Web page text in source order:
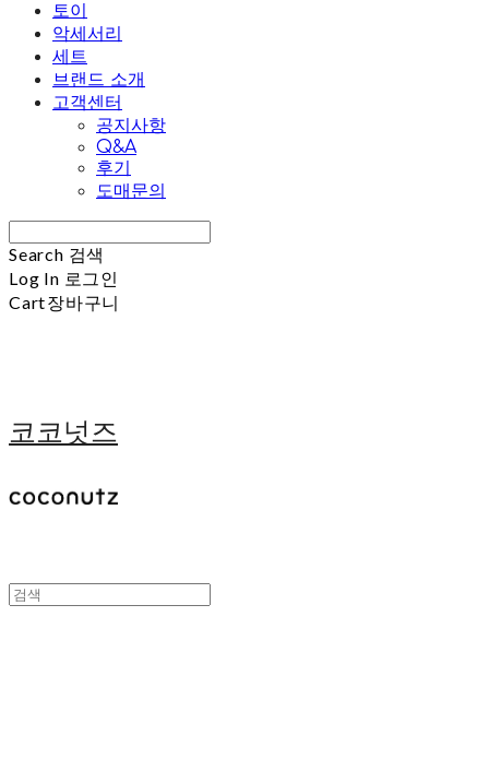
토이
악세서리
세트
브랜드 소개
고객센터
공지사항
Q&A
후기
도매문의
Search 검색
Log In 로그인
Cart장바구니
코코넛즈